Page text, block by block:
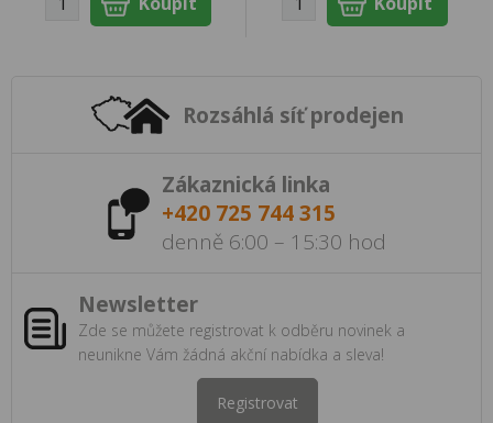
Rozsáhlá síť prodejen
Zákaznická linka
+420 725 744 315
denně 6:00 – 15:30 hod
Newsletter
Zde se můžete registrovat k odběru novinek a
neunikne Vám žádná akční nabídka a sleva!
Registrovat